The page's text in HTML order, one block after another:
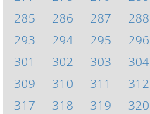
285
286 287 288
293
294 295 296
301
302 303 304
309
310 311 312
317
318 319 320